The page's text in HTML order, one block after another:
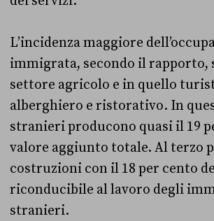
L’incidenza maggiore
immigrata, secondo il rapporto,
settore agricolo e in quello
alberghiero e ristorativo. In
stranieri producono quasi il 19
valore aggiunto totale. Al terzo
costruzioni con il 18 per cento
riconducibile al lavoro degli
stranieri.